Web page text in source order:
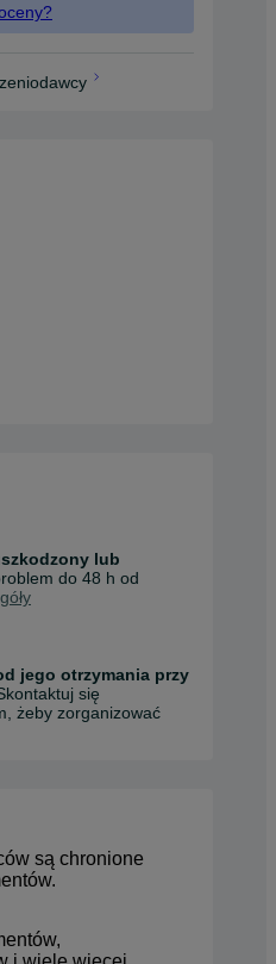
lub
do 48 h od
jego otrzymania przy
się
żeby zorganizować
są chronione